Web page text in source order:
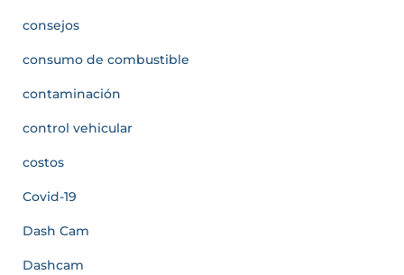
consejos
consumo de combustible
contaminación
control vehicular
costos
Covid-19
Dash Cam
Dashcam